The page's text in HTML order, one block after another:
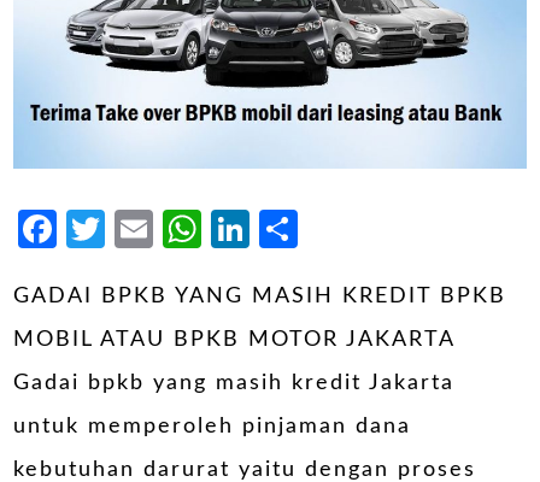
Facebook
Twitter
EmailWhatsApp
LinkedIn
GADAI BPKB YANG MASIH KREDIT BPKB
MOBIL ATAU BPKB MOTOR JAKARTA
Gadai bpkb yang masih kredit Jakarta
untuk memperoleh pinjaman dana
kebutuhan darurat yaitu dengan proses